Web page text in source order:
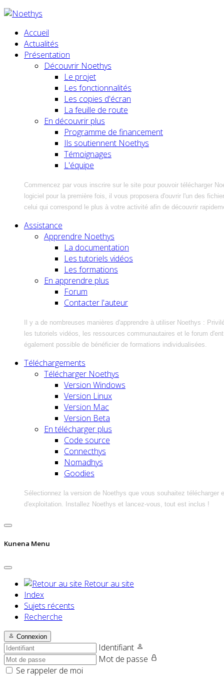
Accueil
Actualités
Présentation
Découvrir Noethys
Le projet
Les fonctionnalités
Les copies d'écran
La feuille de route
En découvrir plus
Programme de financement
Ils soutiennent Noethys
Témoignages
L'équipe
Commencez par vous inscrire sur le site pour pouvoir télécharger
logiciel pour la première fois, il vous proposera d'ouvrir l'un des
celui qui correspond le plus à votre activité afin de découvrir
Assistance
Apprendre Noethys
La documentation
Les tutoriels vidéos
Les formations
En apprendre plus
Forum
Contacter l'auteur
Il y a de nombreuses manières d'apprendre à utiliser Noethys :
les tutoriels vidéos, les ressources communautaires et le forum
également possible de bénéficier de formations individualisées.
Téléchargements
Télécharger Noethys
Version Windows
Version Linux
Version Mac
Version Beta
En télécharger plus
Code source
Connecthys
Nomadhys
Goodies
Sélectionnez la version de Noethys que vous souhaitez télécharger
d'exploitation. Installez Noethys et lancez-vous, tout est inclus !
Kunena Menu
Retour au site
Index
Sujets récents
Recherche
Connexion
Identifiant
Mot de passe
Se rappeler de moi